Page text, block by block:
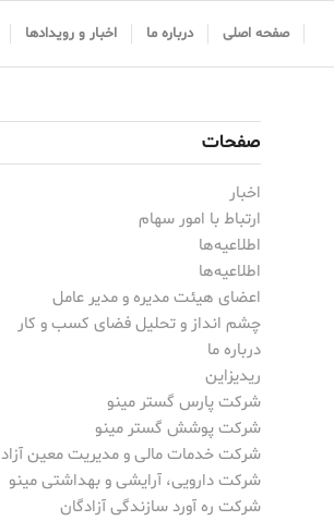
صفحه اصلی درباره ما اخبار و رویدادها
صفحات
اخبار
ارتباط با امور سهام
اطلاعیه‌ها
اطلاعیه‌ها
اعضای هیئت مدیره و مدیر عامل
چشم انداز و تحلیل فضای کسب و کار
درباره ما
ریدیزاین
شرکت پارس گستر مینو
شرکت پوشش گستر مینو
شرکت خدمات مالی و مدیریت معین
شرکت دارویی، آرایشی و بهداشتی مینو
شرکت ره آورد سازندگی آزادگان